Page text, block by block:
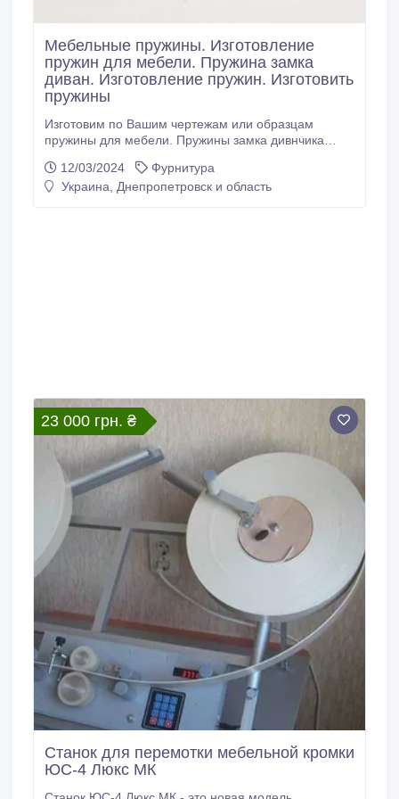
Мебельные пружины. Изготовление
пружин для мебели. Пружина замка
диван. Изготовление пружин. Изготовить
пружины
Изготовим по Вашим чертежам или образцам
пружины для мебели. Пружины замка дивнчика
и другие. Сотрудничаем с изготовителями мебели.
Отличное качество и низкая цена. Доставка по
12/03/2024
Фурнитура
Украина, Днепропетровск и область
23 000 грн. ₴
Станок для перемотки мебельной кромки
ЮС-4 Люкс МК